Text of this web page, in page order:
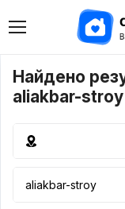
Найдено
aliakbar-stroy